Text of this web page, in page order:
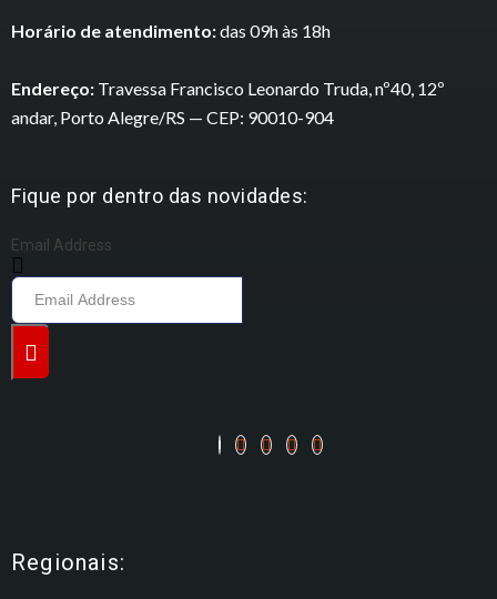
Horário de atendimento:das 09h às 18h
Endereço: Travessa Francisco Leonardo Truda, nº40, 12º
andar, Porto Alegre/RS — CEP: 90010-904
Fique por dentro das novidades:
Email Address
Regionais: